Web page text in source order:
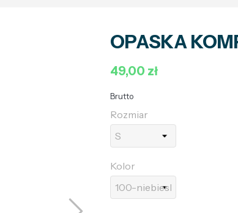
OPASKA
49,00 zł
Brutto
Rozmiar
Kolor